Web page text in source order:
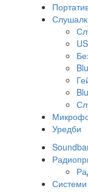
Уредби